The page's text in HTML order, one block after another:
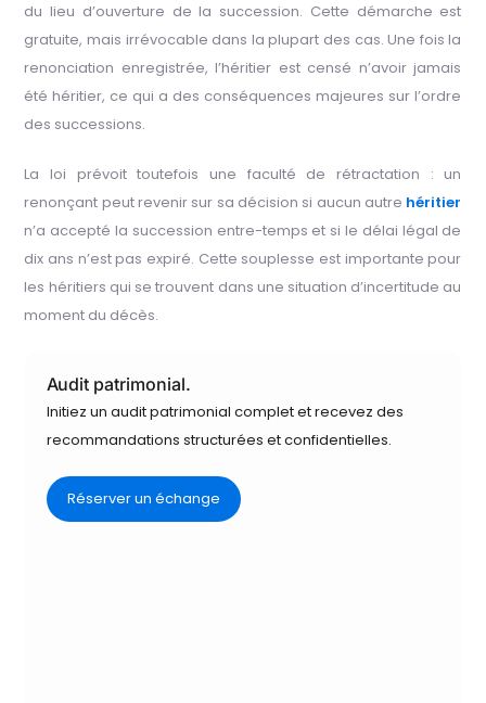
du lieu d’ouverture de la succession. Cette démarche est
gratuite, mais irrévocable dans la plupart des cas. Une fois la
renonciation enregistrée, l’héritier est censé n’avoir jamais
été héritier, ce qui a des conséquences majeures sur l’ordre
des successions.
La loi prévoit toutefois une faculté de rétractation : un
renonçant peut revenir sur sa décision si aucun autre héritier
n’a accepté la succession entre-temps et si le délai légal de
dix ans n’est pas expiré. Cette souplesse est importante pour
les héritiers qui se trouvent dans une situation d’incertitude au
moment du décès.
Audit patrimonial.
Initiez un audit patrimonial complet et recevez des
recommandations structurées et confidentielles.
Réserver un échange